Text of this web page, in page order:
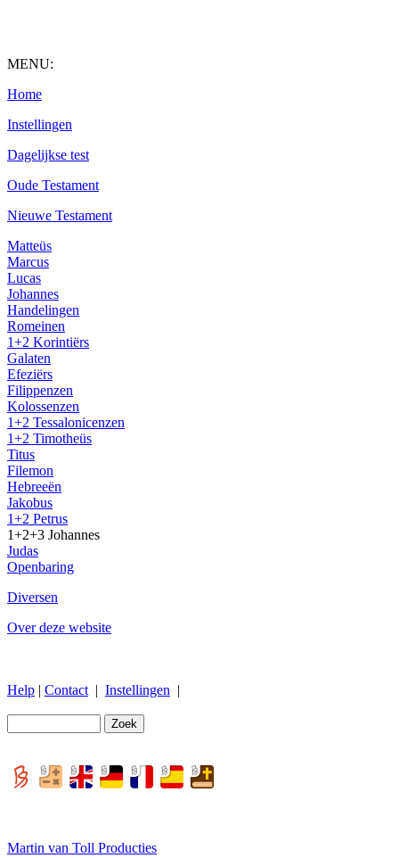
MENU:
Home
Instellingen
Dagelijkse test
Oude Testament
Nieuwe Testament
Matteüs
Marcus
Lucas
Johannes
Handelingen
Romeinen
1+2 Korintiërs
Galaten
Efeziërs
Filippenzen
Kolossenzen
1+2 Tessalonicenzen
1+2 Timotheüs
Titus
Filemon
Hebreeën
Jakobus
1+2 Petrus
1+2+3 Johannes
Judas
Openbaring
Diversen
Over deze website
Help | Contact | Instellingen |
Martin van Toll Producties